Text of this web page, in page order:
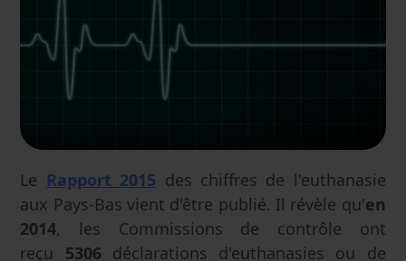
Le Rapport 2015 des chiffres de l'euthanasie
aux Pays-Bas vient d'être publié. Il révèle qu'en
2014, les Commissions de contrôle ont
reçu 5306déclarations d'euthanasies ou de